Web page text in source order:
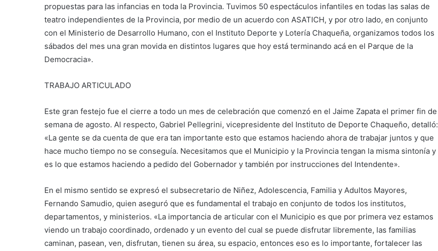
propuestas para las infancias en toda la Provincia. Tuvimos 50 espectáculos infantiles en todas las salas de
teatro independientes de la Provincia, por medio de un acuerdo con ASATICH, y por otro lado, en conjunto
con el Ministerio de Desarrollo Humano, con el Instituto Deporte y Lotería Chaqueña, organizamos todos los
sábados del mes una gran movida en distintos lugares que hoy está terminando acá en el Parque de la
Democracia».
TRABAJO ARTICULADO
Este gran festejo fue el cierre a todo un mes de celebración que comenzó en el Jaime Zapata el primer fin de
semana de agosto. Al respecto, Gabriel Pellegrini, vicepresidente del Instituto de Deporte Chaqueño, detalló:
«La gente se da cuenta de que era tan importante esto que estamos haciendo ahora de trabajar juntos y que
hace mucho tiempo no se conseguía. Necesitamos que el Municipio y la Provincia tengan la misma sintonía y
es lo que estamos haciendo a pedido del Gobernador y también por instrucciones del Intendente».
En el mismo sentido se expresó el subsecretario de Niñez, Adolescencia, Familia y Adultos Mayores,
Fernando Samudio, quien aseguró que es fundamental el trabajo en conjunto de todos los institutos,
departamentos, y ministerios. «La importancia de articular con el Municipio es que por primera vez estamos
viendo un trabajo coordinado, ordenado y un evento del cual se puede disfrutar libremente, las familias
caminan, pasean, ven, disfrutan, tienen su área, su espacio, entonces eso es lo importante, fortalecer las